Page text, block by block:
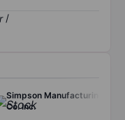
/
Simpson Manufacturing
Co. Inc.